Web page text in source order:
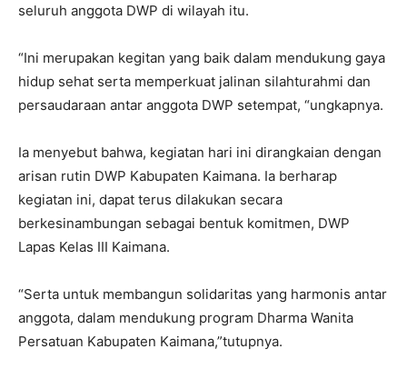
seluruh anggota DWP di wilayah itu.
“Ini merupakan kegitan yang baik dalam mendukung gaya
hidup sehat serta memperkuat jalinan silahturahmi dan
persaudaraan antar anggota DWP setempat, “ungkapnya.
Ia menyebut bahwa, kegiatan hari ini dirangkaian dengan
arisan rutin DWP Kabupaten Kaimana. Ia berharap
kegiatan ini, dapat terus dilakukan secara
berkesinambungan sebagai bentuk komitmen, DWP
Lapas Kelas III Kaimana.
“Serta untuk membangun solidaritas yang harmonis antar
anggota, dalam mendukung program Dharma Wanita
Persatuan Kabupaten Kaimana,”tutupnya.